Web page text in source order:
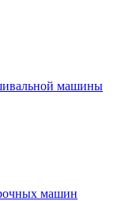
машины
машин